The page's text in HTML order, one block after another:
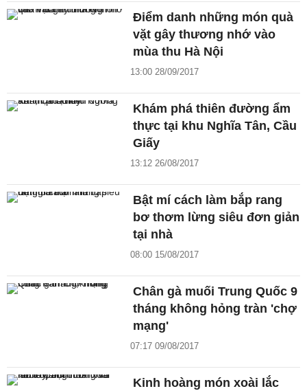
Điểm danh những món quà
vặt gây thương nhớ vào
mùa thu Hà Nội
13:00 28/09/2017
Khám phá thiên đường ẩm
thực tại khu Nghĩa Tân, Cầu
Giấy
13:12 26/08/2017
Bật mí cách làm bắp rang
bơ thơm lừng siêu đơn giản
tại nhà
08:00 15/08/2017
Chân gà muối Trung Quốc 9
tháng không hỏng tràn 'chợ
mạng'
07:17 09/08/2017
Kinh hoàng món xoài lắc